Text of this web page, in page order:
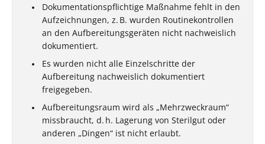
Dokumentationspflichtige Maßnahme fehlt in den
Aufzeichnungen, z. B. wurden Routinekontrollen
an den Aufbereitungsgeräten nicht nachweislich
dokumentiert.
Es wurden nicht alle Einzelschritte der
Aufbereitung nachweislich dokumentiert
freigegeben.
Aufbereitungsraum wird als „Mehrzweckraum“
missbraucht, d. h. Lagerung von Sterilgut oder
anderen „Dingen“ ist nicht erlaubt.